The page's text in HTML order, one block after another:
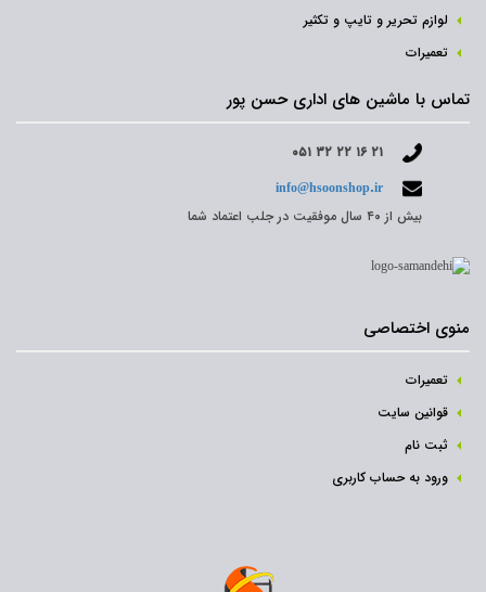
لوازم تحریر و تایپ و تکثیر
تعمیرات
تماس با ماشین های اداری حسن پور
۰۵۱ ۳۲ ۲۲ ۱۶ ۲۱
info@hsoonshop.ir
بیش از ۴۰ سال موفقیت در جلب اعتماد شما
منوی اختصاصی
تعمیرات
قوانین سایت
ثبت نام‌
ورود به حساب کاربری